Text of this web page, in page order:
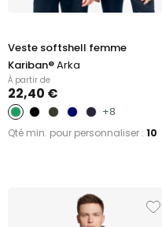
Veste softshell femme
Kariban®Arka
À partir de
22,40 €
+8
Qté min. pour personnaliser : 10